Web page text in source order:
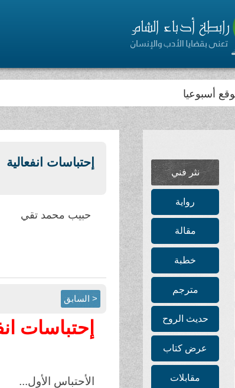
أسبوعيا
نثر فني
رواية
مقالة
خطبة
مترجم
حديث الروح
عرض كتاب
مقابلات
إحتباسات انفعالية
حبيب محمد تقي
< السابق
إحتباسات
الأحتباس الأول...